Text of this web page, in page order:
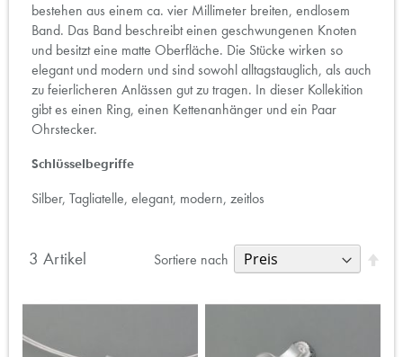
bestehen aus einem ca. vier Millimeter breiten, endlosem
Band. Das Band beschreibt einen geschwungenen Knoten
und besitzt eine matte Oberfläche. Die Stücke wirken so
elegant und modern und sind sowohl alltagstauglich, als auch
zu feierlicheren Anlässen gut zu tragen. In dieser Kollekition
gibt es einen Ring, einen Kettenanhänger und ein Paar
Ohrstecker.
Schlüsselbegriffe
Silber, Tagliatelle, elegant, modern, zeitlos
3 Artikel Sortiere nach